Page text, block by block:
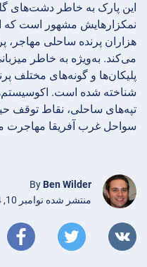
این پارک به خاطر دشت‌های
نمکزارهایش مشهور است که
هزاران پرنده ساحلی مهاجر،
می‌کند. به‌ویژه به خاطر
پلیکان‌ها و گونه‌های مختلف
شناخته شده است.
تپه‌های ساحلی، نقاط توقف
سواحل غرب آفریقا مهاجرت
By Ben Wilder
منتشر شده نوامبر 10, 2024 • 6 دقیقه برای مطالعه